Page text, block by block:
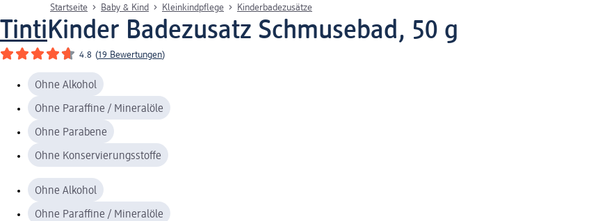
Startseite Baby & Kind Kleinkindpflege Kinderbadezusätze
TintiKinder Badezusatz Schmusebad, 50 g
4.8 (19 Bewertungen)
Ohne Alkohol
Ohne Paraffine / Mineralöle
Ohne Parabene
Ohne Konservierungsstoffe
Ohne Alkohol
Ohne Paraffine / Mineralöle